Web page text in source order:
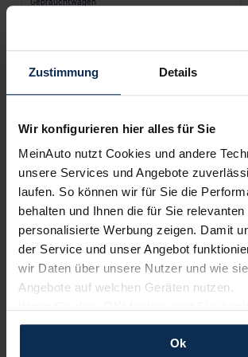
Zustimmung Details
Wir konfigurieren hier alles für Sie
MeinAuto nutzt Cookies und andere
unsere Services und Angebote
laufen. So können wir für Sie die
behalten und Ihnen die für Sie
personalisierte Werbung zeigen. Damit
der Service und unser Angebot
wir Daten über unsere Nutzer und wie
Angebote auf welchen Geräten nutzen.
und erlauben uns Cookies für unseren
verwenden und diese Daten an Dritte
Ok
Gebrauchtwagen
ab525 €/Monat
60Monate •10.000 km/Jahr •1.000 €
Anzahlung (anpassbar)
Alle Angebote des